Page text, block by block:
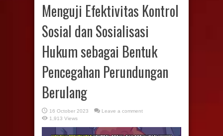
Menguji Efektivitas Kontrol
Sosial dan Sosialisasi
Hukum sebagai Bentuk
Pencegahan Perundungan
Berulang
16 October 2023
Leave a comment
1,913 Views